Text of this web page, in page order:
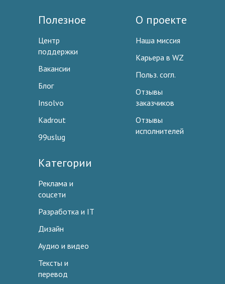
Полезное
Центр
поддержки
Вакансии
Блог
Insolvo
Kadrout
99uslug
О проекте
Наша миссия
Карьера в WZ
Польз. согл.
Отзывы
заказчиков
Отзывы
исполнителей
Категории
Реклама и
соцсети
Разработка и IT
Дизайн
Аудио и видео
Тексты и
перевод